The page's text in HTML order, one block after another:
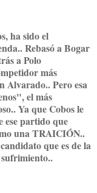
ha sido el
Rebasó a Bogar
a Polo
más
Alvarado.. Pero esa
el más
Ya que Cobos le
ese partido que
una TRAICIÓN..
que es de la